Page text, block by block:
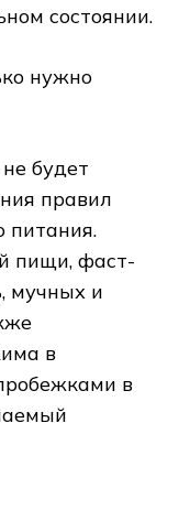
состоянии.
нужно
будет
правил
питания.
пищи, фаст-
мучных и
в
в